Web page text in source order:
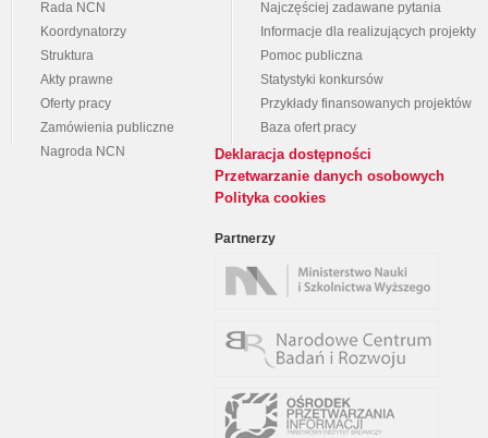
Rada NCN
Koordynatorzy
Struktura
Akty prawne
Oferty pracy
Zamówienia publiczne
Nagroda NCN
Najczęściej zadawane pytania
Informacje dla realizujących projekty
Pomoc publiczna
Statystyki konkursów
Przykłady finansowanych projektów
Baza ofert pracy
Deklaracja dostępności
Przetwarzanie danych osobowych
Polityka cookies
Partnerzy